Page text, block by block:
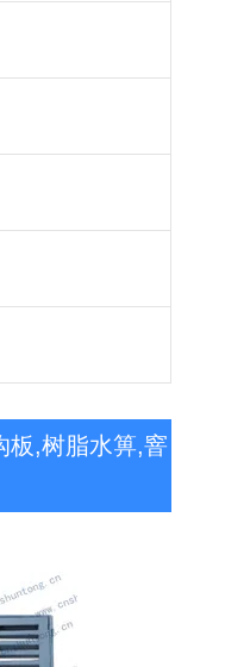
板,树脂水箅,窨